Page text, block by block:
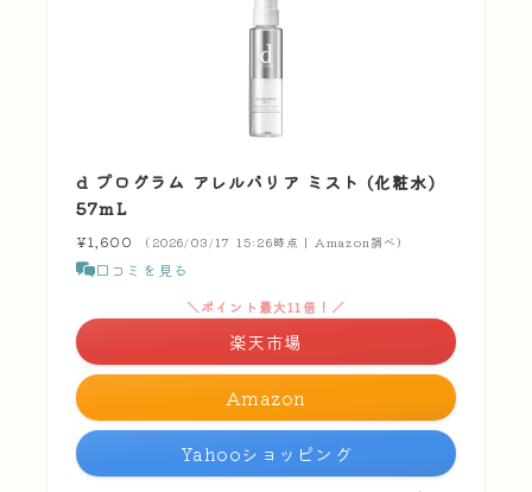
d プログラム アレルバリア ミスト (化粧水)
57mL
¥1,600 （2026/03/17 15:26時点 | Amazon調べ）
口コミを見る
Amazon
＼ポイント最大11倍！／
楽天市場
Yahooショッピング